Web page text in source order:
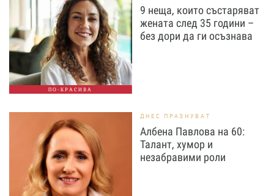
ПО-КРАСИВА
9 неща, които състаряват
жената след 35 години –
без дори да ги осъзнава
ДНЕС ПРАЗНУВАТ
Албена Павлова на 60:
Талант, хумор и
незабравими роли